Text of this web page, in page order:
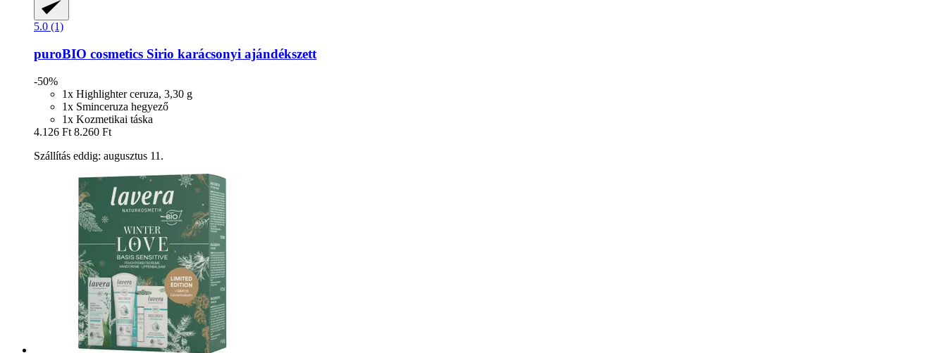
5.0 (1)
puroBIO cosmetics Sirio karácsonyi ajándékszett
-50%
1x Highlighter ceruza, 3,30 g
1x Sminceruza hegyező
1x Kozmetikai táska
4.126 Ft 8.260 Ft
Szállítás eddig: augusztus 11.